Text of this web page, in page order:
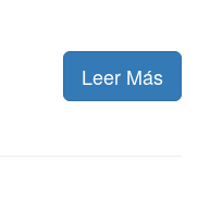
Leer Más